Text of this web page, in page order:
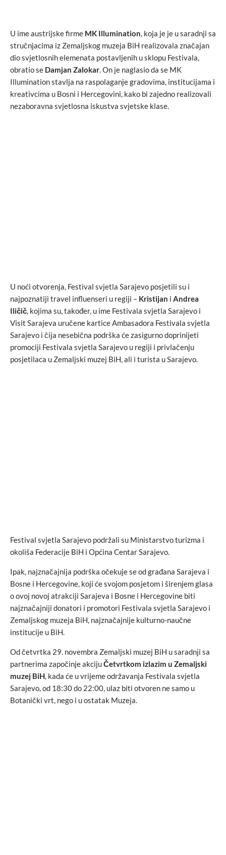
U ime austrijske firme MK Illumination, koja je je u saradnji sa
stručnjacima iz Zemaljskog muzeja BiH realizovala značajan
dio svjetlosnih elemenata postavljenih u sklopu Festivala,
obratio se Damjan Zalokar. On je naglasio da se MK
Illumination stavlja na raspolaganje gradovima, institucijama i
kreativcima u Bosni i Hercegovini, kako bi zajedno realizovali
nezaboravna svjetlosna iskustva svjetske klase.
U noći otvorenja, Festival svjetla Sarajevo posjetili su i
najpoznatiji travel influenseri u regiji – Kristijan i Andrea
Iličič, kojima su, također, u ime Festivala svjetla Sarajevo i
Visit Sarajeva uručene kartice Ambasadora Festivala svjetla
Sarajevo i čija nesebična podrška će zasigurno doprinijeti
promociji Festivala svjetla Sarajevo u regiji i privlačenju
posjetilaca u Zemaljski muzej BiH, ali i turista u Sarajevo.
Festival svjetla Sarajevo podržali su Ministarstvo turizma i
okoliša Federacije BiH i Općina Centar Sarajevo.
Ipak, najznačajnija podrška očekuje se od građana Sarajeva i
Bosne i Hercegovine, koji će svojom posjetom i širenjem glasa
o ovoj novoj atrakciji Sarajeva i Bosne i Hercegovine biti
najznačajniji donatori i promotori Festivala svjetla Sarajevo i
Zemaljskog muzeja BiH, najznačajnije kulturno-naučne
institucije u BiH.
Od četvrtka 29. novembra Zemaljski muzej BiH u saradnji sa
partnerima započinje akcijuČetvrtkom izlazim u Zemaljski
muzej BiH , kada će u vrijeme održavanja Festivala svjetla
Sarajevo, od 18:30 do 22:00, ulaz biti otvoren ne samo u
Botanički vrt, nego i u ostatak Muzeja.